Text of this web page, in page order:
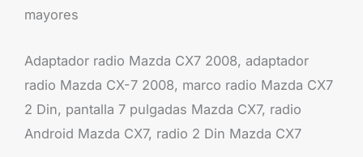
mayores
Adaptador radio Mazda CX7 2008, adaptador
radio Mazda CX-7 2008, marco radio Mazda CX7
2 Din, pantalla 7 pulgadas Mazda CX7, radio
Android Mazda CX7, radio 2 Din Mazda CX7